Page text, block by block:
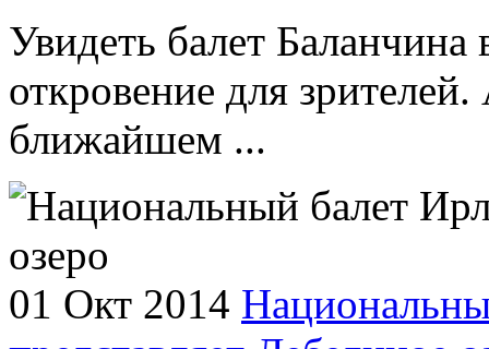
Увидеть балет
откровение для
ближайшем ...
01 Окт 2014